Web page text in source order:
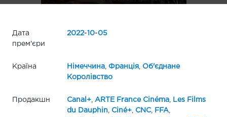
Дата
прем'єри
2022-10-05
Країна Німеччина, Франція,
Об'єднане
Королівство
Продакшн Canal+, ARTE France Cinéma,
Les Films
du Dauphin
Ciné+, CNC, FFA,